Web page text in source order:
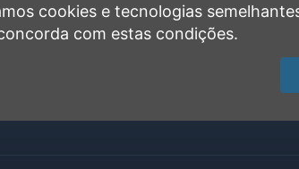
cookies e tecnologias
com estas condições.